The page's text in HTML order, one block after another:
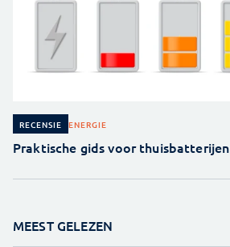
RECENSIE ENERGIE
Praktische gids voor thuisbatterijen
MEEST GELEZEN